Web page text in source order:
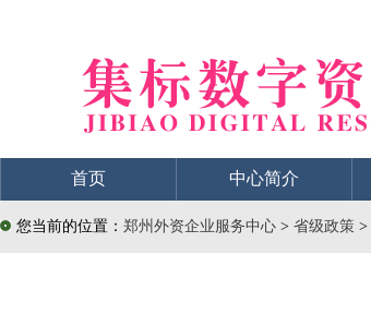
首页 中心简介
您当前的位置： 郑州外资企业服务中心 > 省级政策 >